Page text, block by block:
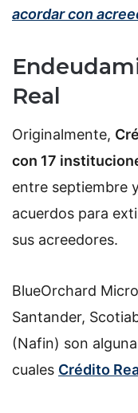
acordar con
Real
Originalmente,
con 17
entre septiembre
acuerdos para
sus acreedores.
BlueOrchard
Santander,
(Nafin) son
cuales Crédito